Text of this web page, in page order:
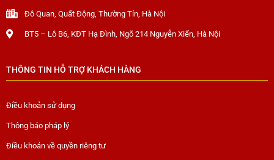
Đô Quan, Quất Động, Thường Tín, Hà Nội
BT5 – Lô B6, KĐT Hạ Đình, Ngõ 214 Nguyễn Xiển, Hà Nội
THÔNG TIN HỖ TRỢ KHÁCH HÀNG
Điều khoản sử dụng
Thông báo pháp lý
Điều khoản về quyền riêng tư